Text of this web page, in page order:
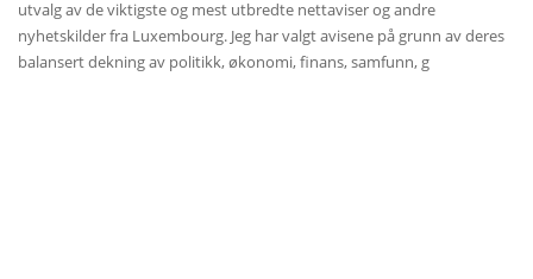
utvalg av de viktigste og mest utbredte nettaviser og andre
nyhetskilder fra Luxembourg. Jeg har valgt avisene på grunn av deres
balansert dekning av politikk, økonomi, finans, samfunn, g